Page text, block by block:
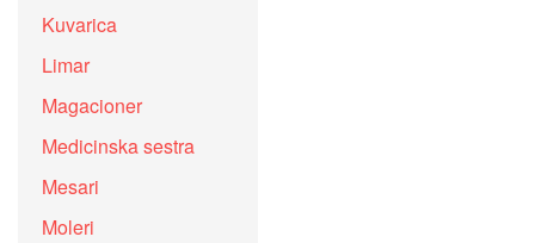
Kuvarica
Limar
Magacioner
Medicinska sestra
Mesari
Moleri